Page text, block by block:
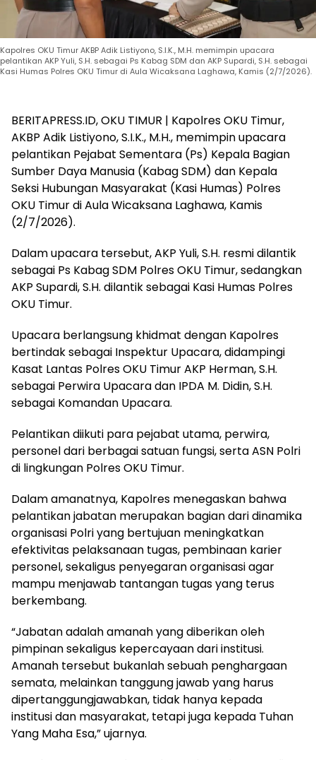
Kapolres OKU Timur AKBP Adik Listiyono, S.I.K., M.H. memimpin upacara
pelantikan AKP Yuli, S.H. sebagai Ps Kabag SDM dan AKP Supardi, S.H. sebagai
Kasi Humas Polres OKU Timur di Aula Wicaksana Laghawa, Kamis (2/7/2026).
BERITAPRESS.ID, OKU TIMUR | Kapolres OKU Timur,
AKBP Adik Listiyono, S.I.K., M.H., memimpin upacara
pelantikan Pejabat Sementara (Ps) Kepala Bagian
Sumber Daya Manusia (Kabag SDM) dan Kepala
Seksi Hubungan Masyarakat (Kasi Humas) Polres
OKU Timur di Aula Wicaksana Laghawa, Kamis
(2/7/2026).
Dalam upacara tersebut, AKP Yuli, S.H. resmi dilantik
sebagai Ps Kabag SDM Polres OKU Timur, sedangkan
AKP Supardi, S.H. dilantik sebagai Kasi Humas Polres
OKU Timur.
Upacara berlangsung khidmat dengan Kapolres
bertindak sebagai Inspektur Upacara, didampingi
Kasat Lantas Polres OKU Timur AKP Herman, S.H.
sebagai Perwira Upacara dan IPDA M. Didin, S.H.
sebagai Komandan Upacara.
Pelantikan diikuti para pejabat utama, perwira,
personel dari berbagai satuan fungsi, serta ASN Polri
di lingkungan Polres OKU Timur.
Dalam amanatnya, Kapolres menegaskan bahwa
pelantikan jabatan merupakan bagian dari dinamika
organisasi Polri yang bertujuan meningkatkan
efektivitas pelaksanaan tugas, pembinaan karier
personel, sekaligus penyegaran organisasi agar
mampu menjawab tantangan tugas yang terus
berkembang.
“Jabatan adalah amanah yang diberikan oleh
pimpinan sekaligus kepercayaan dari institusi.
Amanah tersebut bukanlah sebuah penghargaan
semata, melainkan tanggung jawab yang harus
dipertanggungjawabkan, tidak hanya kepada
institusi dan masyarakat, tetapi juga kepada Tuhan
Yang Maha Esa,” ujarnya.